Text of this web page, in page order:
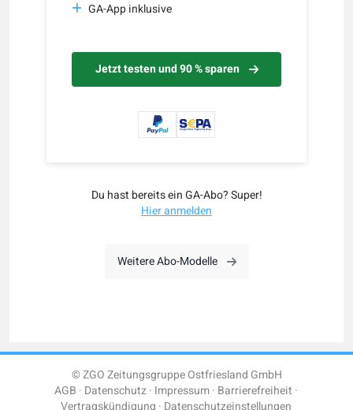
GA-App inklusive
Jetzt testen und 90 % sparen
Du hast bereits ein GA-Abo? Super!
Hier anmelden
Weitere Abo-Modelle
© ZGO Zeitungsgruppe Ostfriesland GmbH
AGB Datenschutz Impressum Barrierefreiheit
Vertragskündigung Datenschutzeinstellungen